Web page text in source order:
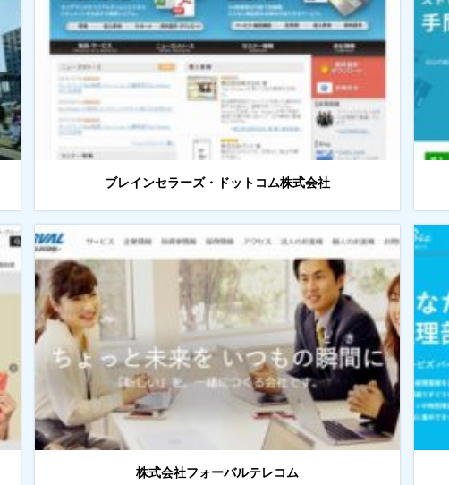
ブレインセラーズ・ドットコム株式会社
株式会社フォーバルテレコム